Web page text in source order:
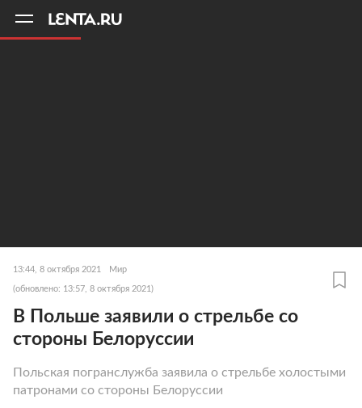
13:44, 8 октября 2021 Мир
(обновлено: 13:57, 8 октября 2021)
В Польше заявили о стрельбе со
стороны Белоруссии
Польская погранслужба заявила о стрельбе холостыми
патронами со стороны Белоруссии